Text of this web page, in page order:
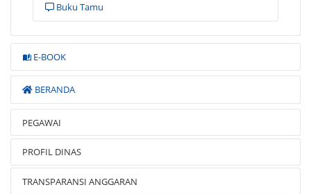
Buku Tamu
E-BOOK
BERANDA
PEGAWAI
PROFIL DINAS
TRANSPARANSI ANGGARAN